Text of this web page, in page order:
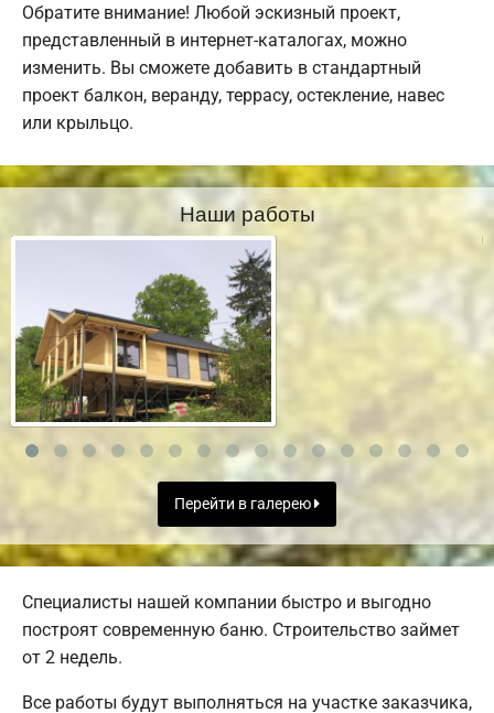
Обратите внимание! Любой эскизный проект,
представленный в интернет-каталогах, можно
изменить. Вы сможете добавить в стандартный
проект балкон, веранду, террасу, остекление, навес
или крыльцо.
Наши работы
Перейти в галерею
Специалисты нашей компании быстро и выгодно
построят современную баню. Строительство займет
от 2 недель.
Все работы будут выполняться на участке заказчика,